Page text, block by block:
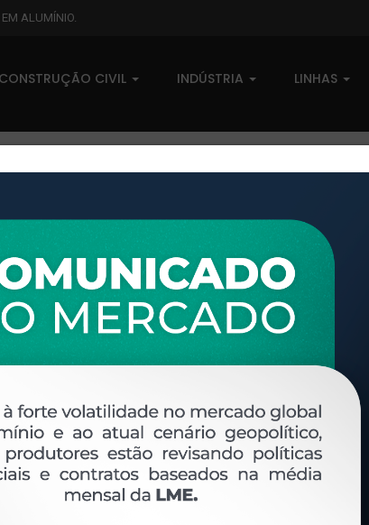
ALUMÍNIO.
CONSTRUÇÃO CIVIL INDÚSTRIA LINHAS
XTL-661 - (XG-063) - PESO
0 comentários
Disponível sob consulta
Taxas R$ 0,00
Disponibilidade:
Em estoque
OVERVIEW
Perfil extrudado de alumínio para LINHA XTRAL G,
Ver perfis relacionados